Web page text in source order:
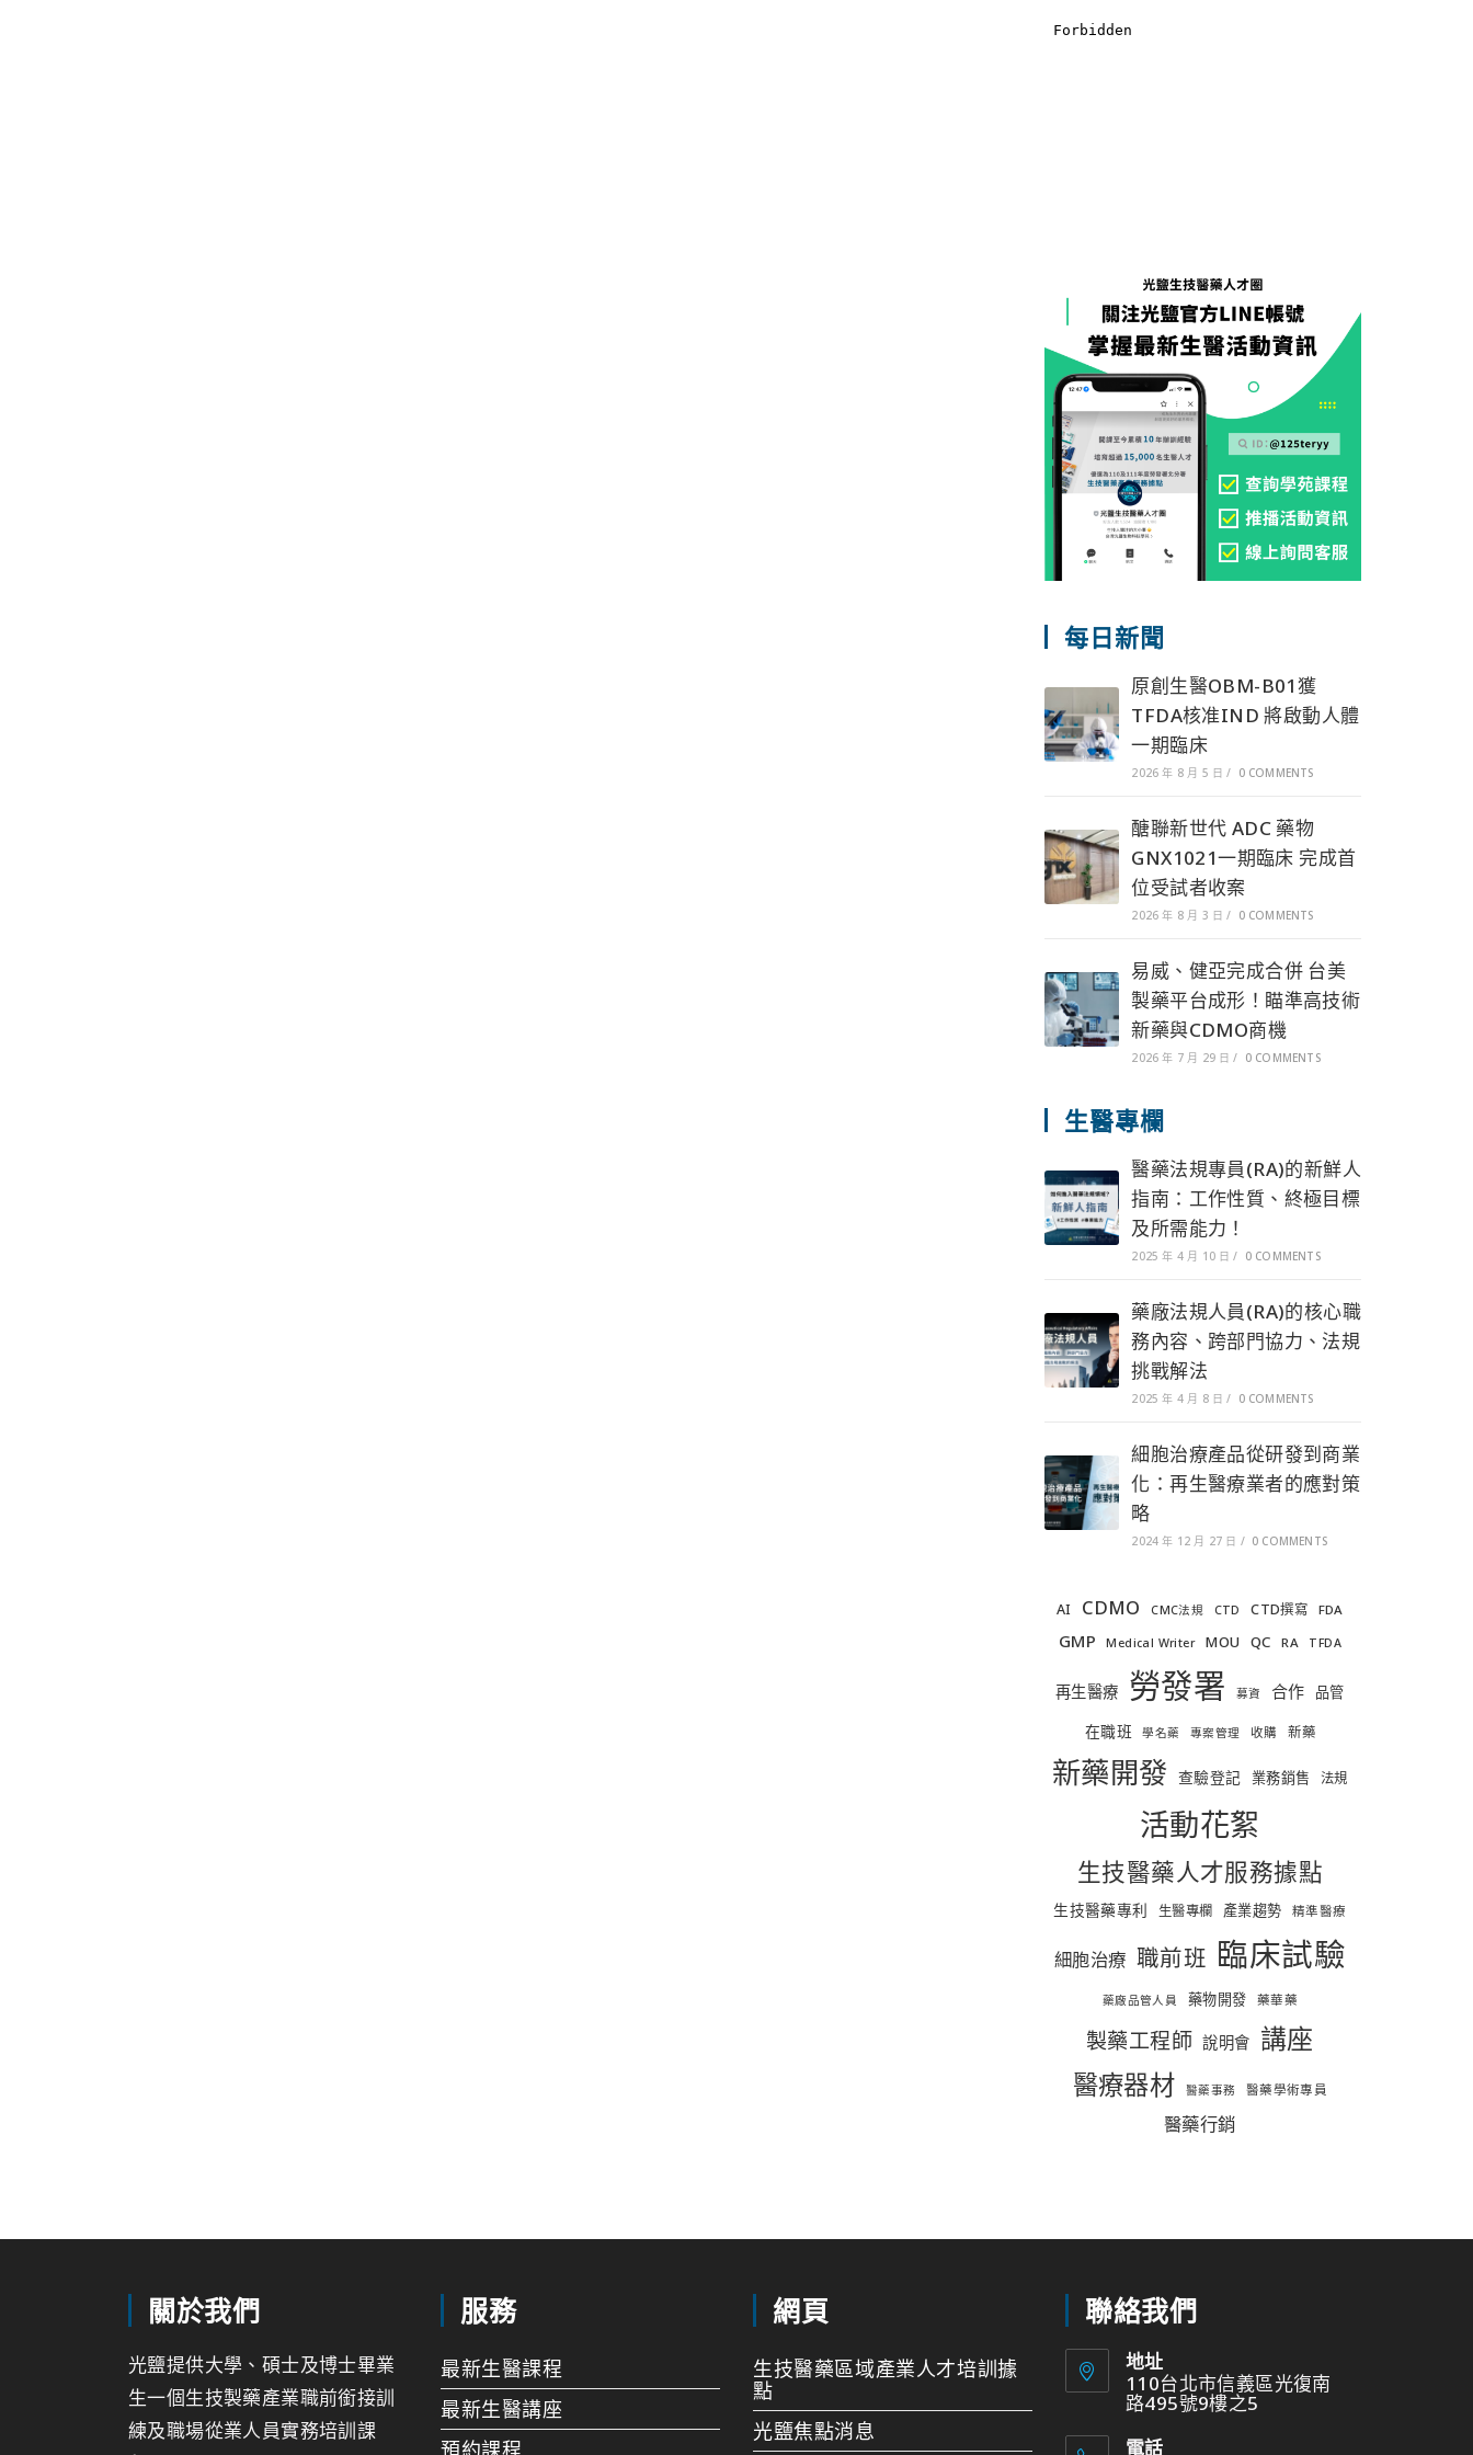
每日新聞
原創生醫OBM-B01獲
TFDA核准IND 將啟動人體
一期臨床
2026 年 8 月 5 日 / 0 COMMENTS
醣聯新世代 ADC 藥物
GNX1021一期臨床 完成首
位受試者收案
2026 年 8 月 3 日 / 0 COMMENTS
易威、健亞完成合併 台美
製藥平台成形！瞄準高技術
新藥與CDMO商機
2026 年 7 月 29 日 / 0 COMMENTS
生醫專欄
醫藥法規專員(RA)的新鮮人
指南：工作性質、終極目標
及所需能力！
2025 年 4 月 10 日 / 0 COMMENTS
藥廠法規人員(RA)的核心職
務內容、跨部門協力、法規
挑戰解法
2025 年 4 月 8 日 / 0 COMMENTS
細胞治療產品從研發到商業
化：再生醫療業者的應對策
略
2024 年 12 月 27 日 / 0 COMMENTS
AI CDMO CMC法規 CTD CTD撰寫 FDA
GMP Medical Writer MOU QC RA TFDA
再生醫療 勞發署 募資 合作 品管
在職班 學名藥 專案管理 收購 新藥
新藥開發 查驗登記 業務銷售 法規
活動花絮
生技醫藥人才服務據點
生技醫藥專利 生醫專欄 產業趨勢 精準醫療
細胞治療 職前班 臨床試驗
藥廠品管人員 藥物開發 藥華藥
製藥工程師 說明會 講座
醫療器材 醫藥事務 醫藥學術專員
醫藥行銷
關於我們
光鹽提供大學、碩士及博士畢業
生一個生技製藥產業職前銜接訓
練及職場從業人員實務培訓課
服務
最新生醫課程
最新生醫講座
預約課程
網頁
生技醫藥區域產業人才培訓據
點
光鹽焦點消息
聯絡我們
地址
110台北市信義區光復南
路495號9樓之5
電話